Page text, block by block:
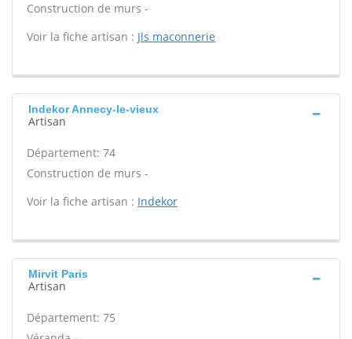
Construction de murs -
Voir la fiche artisan : Jls maconnerie
Indekor Annecy-le-vieux
Artisan
Département: 74
Construction de murs -
Voir la fiche artisan : Indekor
Mirvit Paris
Artisan
Département: 75